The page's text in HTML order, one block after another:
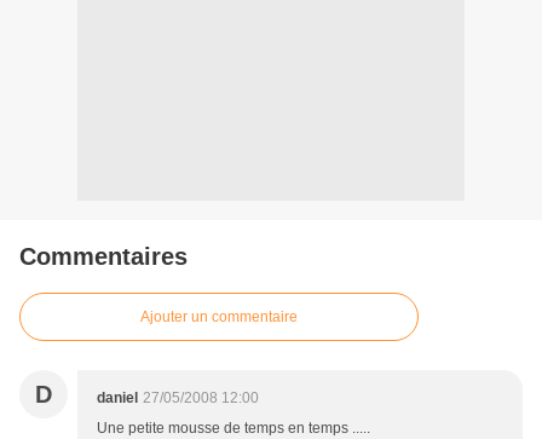
Commentaires
Ajouter un commentaire
D daniel 27/05/2008 12:00
Une petite mousse de temps en temps .....